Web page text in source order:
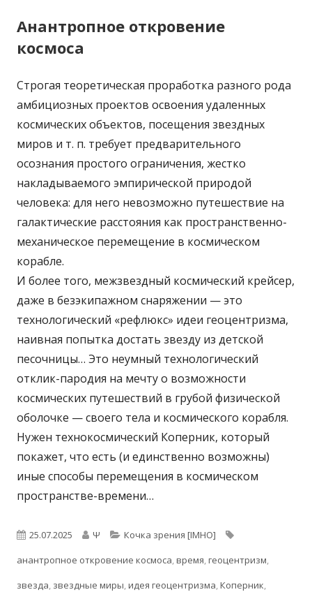
Анантропное откровение
космоса
Строгая теоретическая проработка разного рода
амбициозных проектов освоения удаленных
космических объектов, посещения звездных
миров и т. п. требует предварительного
осознания простого ограничения, жестко
накладываемого эмпирической природой
человека: для него невозможно путешествие на
галактические расстояния как пространственно-
механическое перемещение в космическом
корабле.
И более того, межзвездный космический крейсер,
даже в безэкипажном снаряжении — это
технологический «рефлюкс» идеи геоцентризма,
наивная попытка достать звезду из детской
песочницы… Это неумный технологический
отклик-пародия на мечту о возможности
космических путешествий в грубой физической
оболочке — своего тела и космического корабля.
Нужен технокосмический Коперник, который
покажет, что есть (и единственно возможны)
иные способы перемещения в космическом
пространстве-времени…
Опубликовано
25.07.2025 Автор
Ψ Рубрики
Кочка зрения [IMHO]
анантропное откровение космоса,время,геоцентризм,
звезда, звездные миры,идея геоцентризма,Коперник,